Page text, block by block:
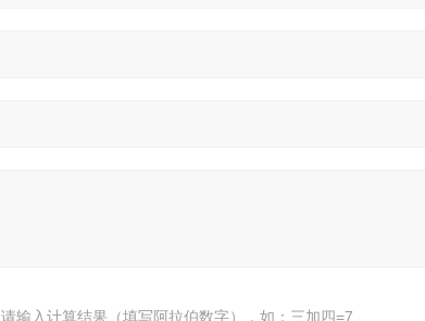
请输入计算结果（填写阿拉伯数字），如：三加四=7